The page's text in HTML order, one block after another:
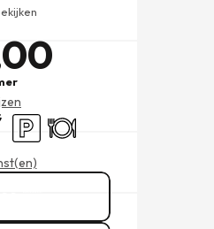
Versnaperingsbar
Parkeerplaats
Restaurant